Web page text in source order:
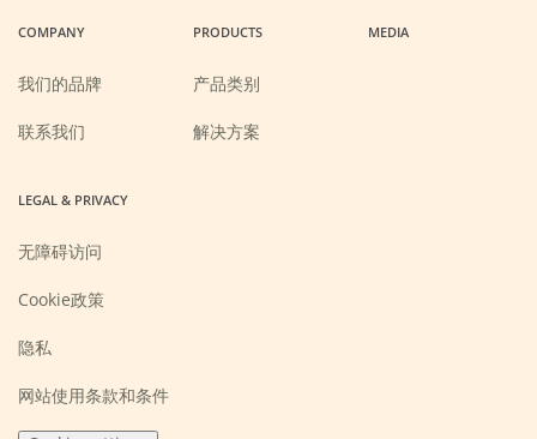
new
window)
new
window)
new
window)
new
window)
COMPANY
我们的品牌
联系我们
PRODUCTS
产品类别
解决方案
MEDIA
LEGAL & PRIVACY
无障碍访问
Cookie政策
隐私
网站使用条款和条件